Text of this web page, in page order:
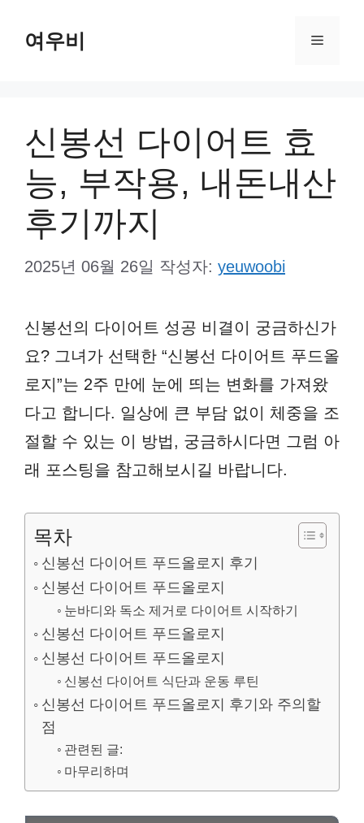
여우비 메
신봉선 다이어트 효
능, 부작용, 내돈내산
후기까지
2025년 06월 26일 작성자: yeuwoobi
신봉선의 다이어트 성공 비결이 궁금하신가
요? 그녀가 선택한 “신봉선 다이어트 푸드올
로지”는 2주 만에 눈에 띄는 변화를 가져왔
다고 합니다. 일상에 큰 부담 없이 체중을 조
절할 수 있는 이 방법, 궁금하시다면 그럼 아
래 포스팅을 참고해보시길 바랍니다.
목차
신봉선 다이어트 푸드올로지 후기
신봉선 다이어트 푸드올로지
눈바디와 독소 제거로 다이어트 시작하기
신봉선 다이어트 푸드올로지
신봉선 다이어트 푸드올로지
신봉선 다이어트 식단과 운동 루틴
신봉선 다이어트 푸드올로지 후기와 주의할
점
관련된 글:
마무리하며